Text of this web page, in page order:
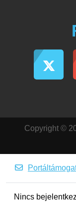
Copyright ©
Nincs